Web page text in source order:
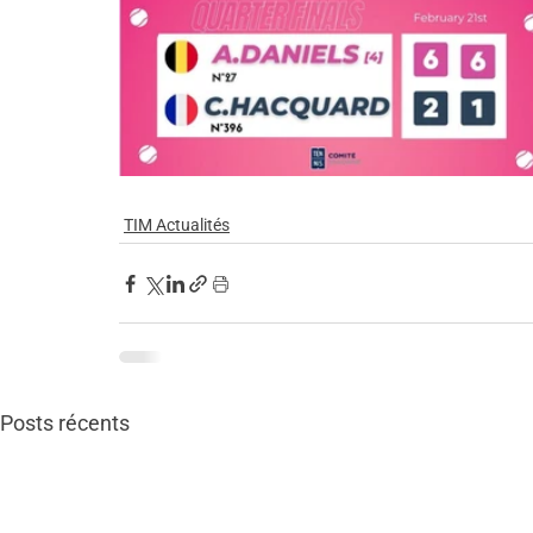
TIM Actualités
Posts récents